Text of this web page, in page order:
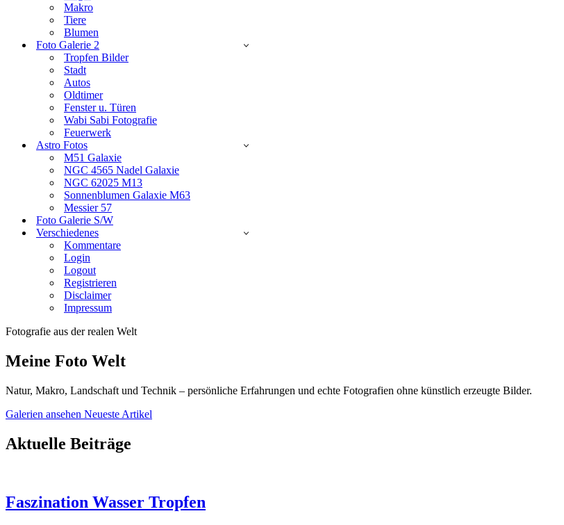
Makro
Tiere
Blumen
Foto Galerie 2
Tropfen Bilder
Stadt
Autos
Oldtimer
Fenster u. Türen
Wabi Sabi Fotografie
Feuerwerk
Astro Fotos
M51 Galaxie
NGC 4565 Nadel Galaxie
NGC 62025 M13
Sonnenblumen Galaxie M63
Messier 57
Foto Galerie S/W
Verschiedenes
Kommentare
Login
Logout
Registrieren
Disclaimer
Impressum
Fotografie aus der realen Welt
Meine Foto Welt
Natur, Makro, Landschaft und Technik – persönliche Erfahrungen und echte Fotografien ohne künstlich erzeugte Bilder.
Galerien ansehen Neueste Artikel
Aktuelle Beiträge
Faszination Wasser Tropfen